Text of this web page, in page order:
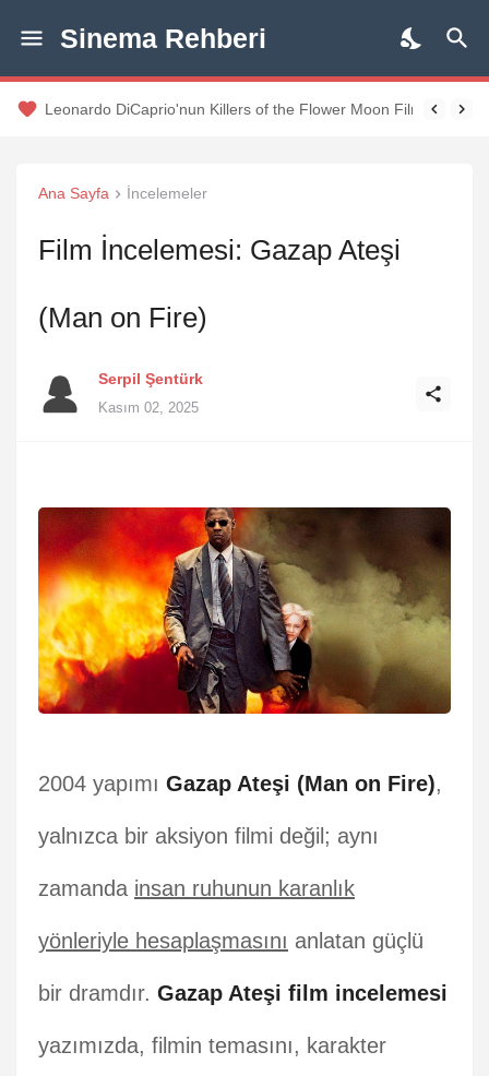
Sinema Rehberi
Leonardo DiCaprio'nun Killers of the Flower Moon Filminden
Ana Sayfa İncelemeler
Film İncelemesi: Gazap Ateşi
(Man on Fire)
Serpil Şentürk
Kasım 02, 2025
2004 yapımı Gazap Ateşi (Man on Fire),
yalnızca bir aksiyon filmi değil; aynı
zamanda insan ruhunun karanlık
yönleriyle hesaplaşmasını anlatan güçlü
bir dramdır. Gazap Ateşi film incelemesi
yazımızda, filmin temasını, karakter